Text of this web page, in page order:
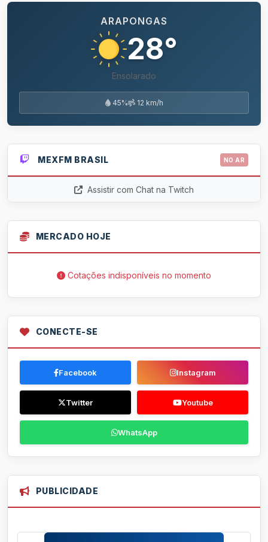
ARAPONGAS
28°
Ensolarado
45% 12 km/h
MEXFM BRASIL NO AR
Assistir com Chat na Twitch
MERCADO HOJE
Cotações indisponíveis no momento
CONECTE-SE
Facebook Instagram
Twitter Youtube
WhatsApp
PUBLICIDADE